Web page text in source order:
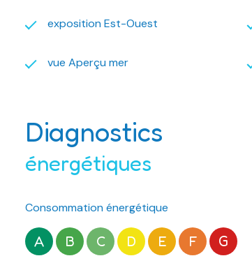
exposition Est-Ouest
vue Aperçu mer
Diagnostics
énergétiques
Consommation énergétique
A B C D E F G